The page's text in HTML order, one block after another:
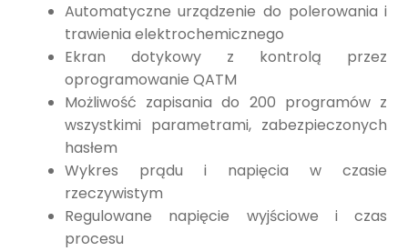
Automatyczne urządzenie do polerowania i
trawienia elektrochemicznego
Ekran dotykowy z kontrolą przez
oprogramowanie QATM
Możliwość zapisania do 200 programów z
wszystkimi parametrami, zabezpieczonych
hasłem
Wykres prądu i napięcia w czasie
rzeczywistym
Regulowane napięcie wyjściowe i czas
procesu